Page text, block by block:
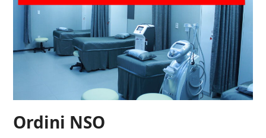
Ordini NSO